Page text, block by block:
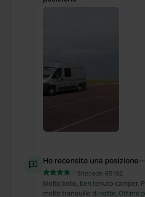
Ho recensito una posizione—
Sitecode: 65192
Molto bello, ben tenuto camper.
molto tranquillo di notte. Ottimo